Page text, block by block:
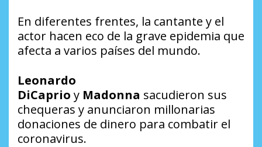
En diferentes frentes, la cantante y el
actor hacen eco de la grave epidemia que
afecta a varios países del mundo.
Leonardo
DiCaprio y Madonna sacudieron sus
chequeras y anunciaron millonarias
donaciones de dinero para combatir el
coronavirus.